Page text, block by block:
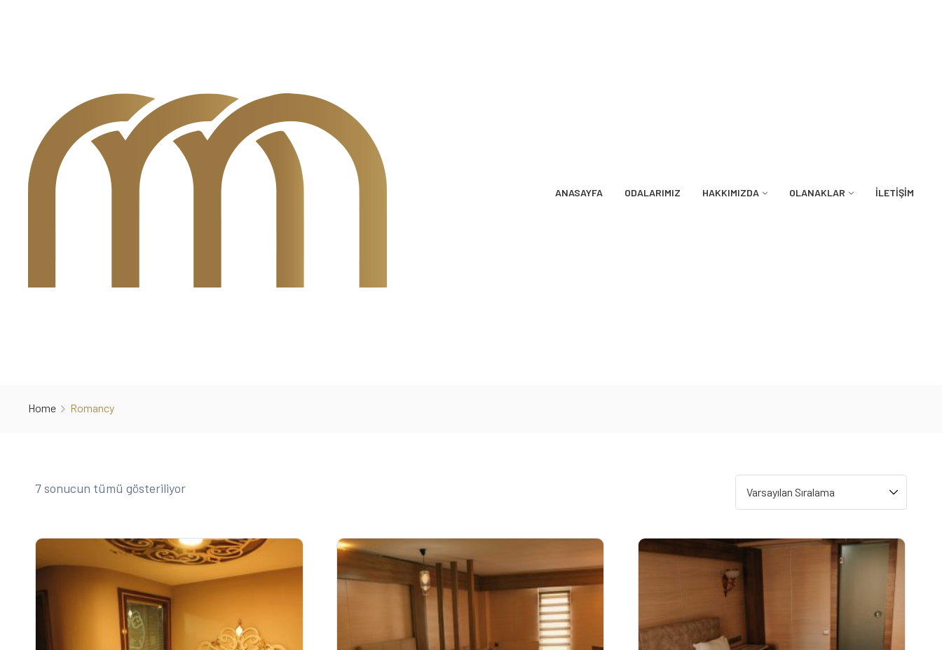
ANASAYFA ODALARIMIZ HAKKIMIZDA OLANAKLAR İLETIŞIM
Home Romancy
7 sonucun tümü gösteriliyor